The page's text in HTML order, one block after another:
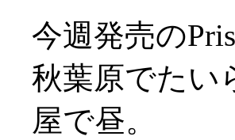
今週発売の
秋葉原でたい
屋で昼。